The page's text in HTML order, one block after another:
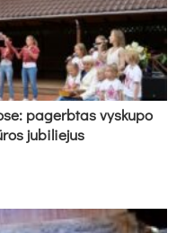
pa­gerb­tas vys­ku­po
ju­bi­lie­jus